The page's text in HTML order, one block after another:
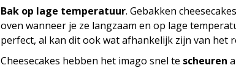
Bak op lage temperatuur. Gebakken
oven wanneer je ze langzaam en op lage
perfect, al kan dit ook wat afhankelijk zijn van het
Cheesecakes hebben het imago snel te scheuren